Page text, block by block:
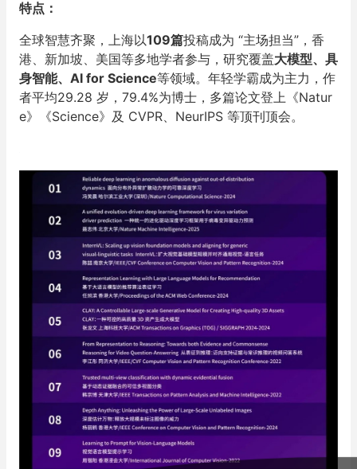
特点：
全球智慧齐聚，上海以109篇投稿成为 “主场担当”，香
港、新加坡、美国等多地学者参与，研究覆盖大模型、具
身智能、AI for Science等领域。年轻学霸成为主力，作
者平均29.28 岁，79.4%为博士，多篇论文登上《Natur
e》《Science》及 CVPR、NeurIPS 等顶刊顶会。